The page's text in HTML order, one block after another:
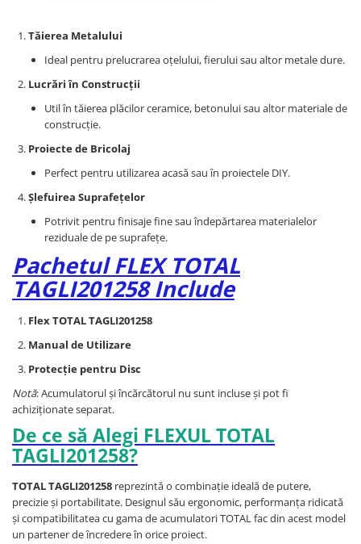
Tăierea Metalului
Ideal pentru prelucrarea oțelului, fierului sau altor metale dure.
Lucrări în Construcții
Util în tăierea plăcilor ceramice, betonului sau altor materiale de
construcție.
Proiecte de Bricolaj
Perfect pentru utilizarea acasă sau în proiectele DIY.
Șlefuirea Suprafețelor
Potrivit pentru finisaje fine sau îndepărtarea materialelor
reziduale de pe suprafețe.
Pachetul FLEX TOTAL
TAGLI201258 Include
Flex TOTAL TAGLI201258
Manual de Utilizare
Protecție pentru Disc
Notă: Acumulatorul și încărcătorul nu sunt incluse și pot fi
achiziționate separat.
De ce să Alegi FLEXUL TOTAL
TAGLI201258?
TOTAL TAGLI201258 reprezintă o combinație ideală de putere,
precizie și portabilitate. Designul său ergonomic, performanța ridicată
și compatibilitatea cu gama de acumulatori TOTAL fac din acest model
un partener de încredere în orice proiect.